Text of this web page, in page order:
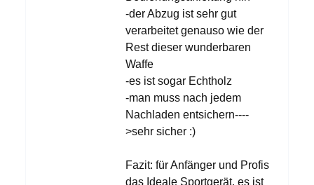
-der Abzug ist sehr gut
verarbeitet genauso wie der
Rest dieser wunderbaren
Waffe
-es ist sogar Echtholz
-man muss nach jedem
Nachladen entsichern----
>sehr sicher :)
Fazit: für Anfänger und Profis
das Ideale Sportgerät, es ist